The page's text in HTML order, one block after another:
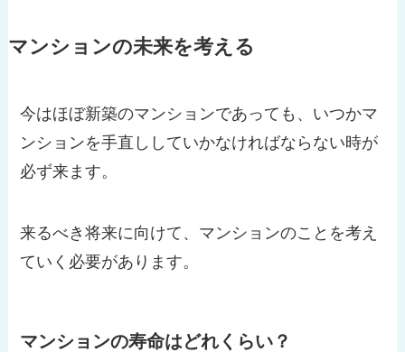
マンションの未来を考える
今はほぼ新築のマンションであっても、いつかマ
ンションを手直ししていかなければならない時が
必ず来ます。
来るべき将来に向けて、マンションのことを考え
ていく必要があります。
マンションの寿命はどれくらい？